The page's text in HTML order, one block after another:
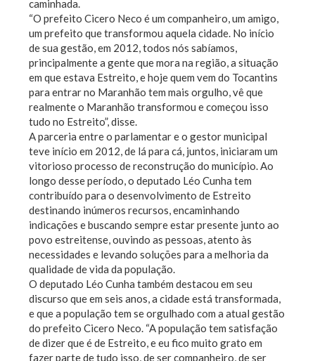
caminhada.
“O prefeito Cicero Neco é um companheiro, um amigo,
um prefeito que transformou aquela cidade. No início
de sua gestão, em 2012, todos nós sabíamos,
principalmente a gente que mora na região, a situação
em que estava Estreito, e hoje quem vem do Tocantins
para entrar no Maranhão tem mais orgulho, vê que
realmente o Maranhão transformou e começou isso
tudo no Estreito”, disse.
A parceria entre o parlamentar e o gestor municipal
teve início em 2012, de lá para cá, juntos, iniciaram um
vitorioso processo de reconstrução do município. Ao
longo desse período, o deputado Léo Cunha tem
contribuído para o desenvolvimento de Estreito
destinando inúmeros recursos, encaminhando
indicações e buscando sempre estar presente junto ao
povo estreitense, ouvindo as pessoas, atento às
necessidades e levando soluções para a melhoria da
qualidade de vida da população.
O deputado Léo Cunha também destacou em seu
discurso que em seis anos, a cidade está transformada,
e que a população tem se orgulhado com a atual gestão
do prefeito Cicero Neco. “A população tem satisfação
de dizer que é de Estreito, e eu fico muito grato em
fazer parte de tudo isso, de ser companheiro, de ser